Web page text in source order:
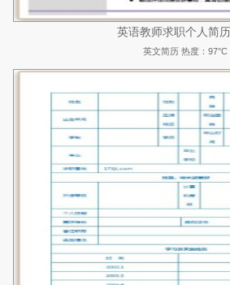
英语教师求职个人简
英文简历 热度：97°C